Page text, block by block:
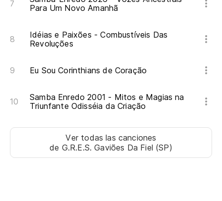
Para Um Novo Amanhã
Idéias e Paixões - Combustíveis Das
Revoluções
Eu Sou Corinthians de Coração
Samba Enredo 2001 - Mitos e Magias na
Triunfante Odisséia da Criação
Ver todas las canciones
de G.R.E.S. Gaviões Da Fiel (SP)